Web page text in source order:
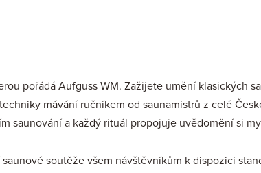
pořádá Aufguss WM. Zažijete umění klasických
mávání ručníkem od saunamistrů z celé
saunování a každý rituál propojuje uvědomění si
soutěže všem návštěvníkům k dispozici